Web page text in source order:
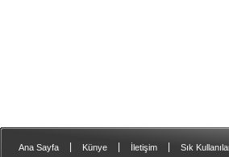
Ana Sayfa Künye İletişim Sık